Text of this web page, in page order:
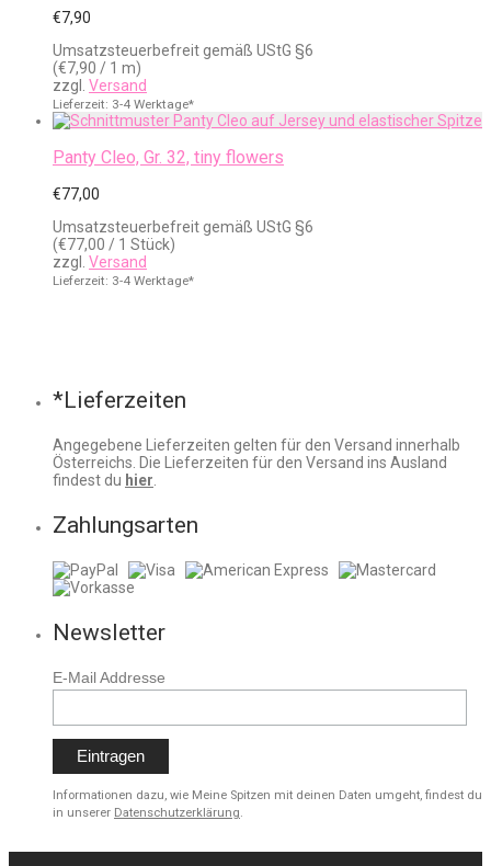
€7,90
Umsatzsteuerbefreit gemäß UStG §6
(€7,90 / 1 m)
zzgl. Versand
Lieferzeit: 3-4 Werktage*
Panty Cleo, Gr. 32, tiny flowers
€77,00
Umsatzsteuerbefreit gemäß UStG §6
(€77,00 / 1 Stück)
zzgl. Versand
Lieferzeit: 3-4 Werktage*
*Lieferzeiten
Angegebene Lieferzeiten gelten für den Versand innerhalb
Österreichs. Die Lieferzeiten für den Versand ins Ausland
findest du hier
Zahlungsarten
Newsletter
E-Mail Addresse
Informationen dazu, wie Meine Spitzen mit deinen Daten umgeht, findest du
in unserer Datenschutzerklärung.